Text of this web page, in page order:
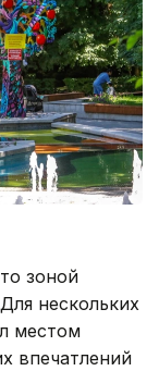
зоной
нескольких
местом
впечатлений